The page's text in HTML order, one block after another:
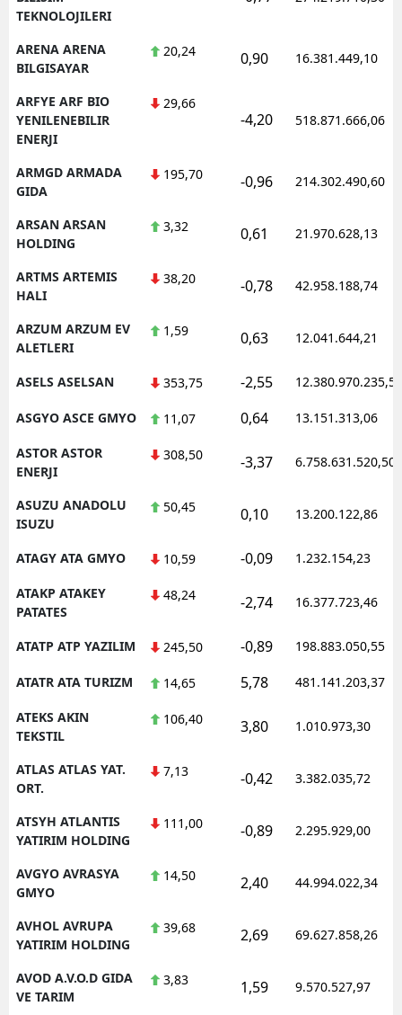
TEKNOLOJILERI
ARENA ARENA
BILGISAYAR
20,24 0,90 16.381.449,10
ARFYE ARF BIO
YENILENEBILIR
ENERJI
29,66
-4,20 518.871.666,06
ARMGD ARMADA
GIDA
195,70 -0,96 214.302.490,60
ARSAN ARSAN
HOLDING
3,32 0,61 21.970.628,13
ARTMS ARTEMIS
HALI
38,20 -0,78 42.958.188,74
ARZUM ARZUM EV
ALETLERI
1,59 0,63 12.041.644,21
ASELS ASELSAN 353,75 -2,55 12.380.970.235,50
ASGYO ASCE GMYO 11,07 0,64 13.151.313,06
ASTOR ASTOR
ENERJI
308,50 -3,37 6.758.631.520,50
ASUZU ANADOLU
ISUZU
50,45 0,10 13.200.122,86
ATAGY ATA GMYO 10,59 -0,09 1.232.154,23
ATAKP ATAKEY
PATATES
48,24 -2,74 16.377.723,46
ATATP ATP YAZILIM 245,50 -0,89 198.883.050,55
ATATR ATA TURIZM 14,65 5,78 481.141.203,37
ATEKS AKIN
TEKSTIL
106,40 3,80 1.010.973,30
ATLAS ATLAS YAT.
ORT.
7,13 -0,42 3.382.035,72
ATSYH ATLANTIS
YATIRIM HOLDING
111,00 -0,89 2.295.929,00
AVGYO AVRASYA
GMYO
14,50 2,40 44.994.022,34
AVHOL AVRUPA
YATIRIM HOLDING
39,68 2,69 69.627.858,26
AVOD A.V.O.D GIDA
VE TARIM
3,83 1,59 9.570.527,97